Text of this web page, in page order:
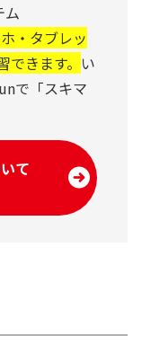
ム
・タブレッ
きます。 い
で「スキマ
て